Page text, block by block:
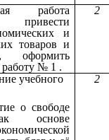
работа
привести
и
товаров и
оформить
№ 1 .
2
учебного
о свободе
основе
2